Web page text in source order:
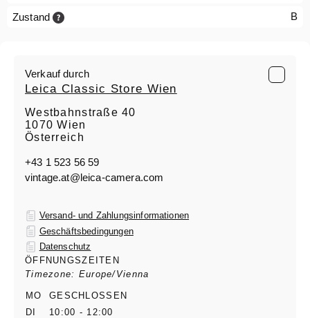
Zustand B
Verkauf durch
Leica Classic Store Wien
Westbahnstraße 40
1070 Wien
Österreich
+43 1 523 56 59
vintage.at@leica-camera.com
Versand- und Zahlungsinformationen
Geschäftsbedingungen
Datenschutz
ÖFFNUNGSZEITEN
Timezone: Europe/Vienna
MO
GESCHLOSSEN
DI
10:00 - 12:00